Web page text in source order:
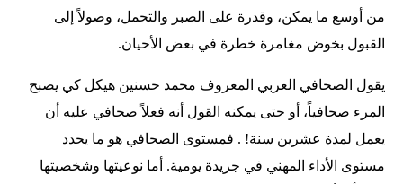
من أوسع ما يمكن، وقدرة على الصبر والتحمل، وصولاً إلى
القبول بخوض مغامرة خطرة في بعض الأحيان.
يقول الصحافي العربي المعروف محمد حسنين هيكل كي يصبح
المرء صحافياً، أو حتى يمكنه القول أنه فعلاً صحافي عليه أن
يعمل لمدة عشرين سنة! . فمستوى الصحافي هو ما يحدد
مستوى الأداء المهني في جريدة يومية. أما نوعيتها وشخصيتها